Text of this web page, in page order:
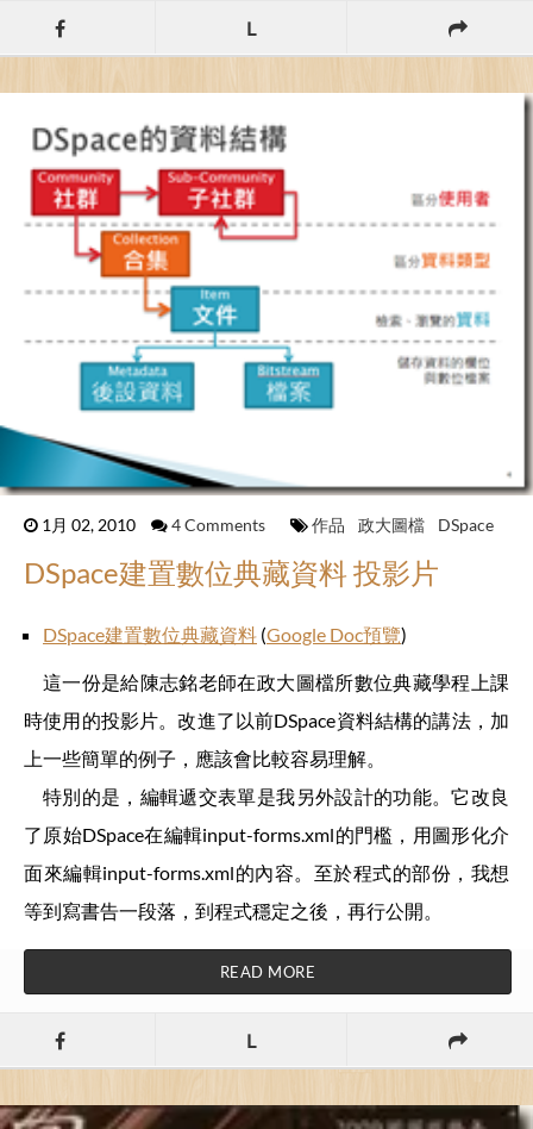
L
1月 02, 2010 4 Comments 作品 政大圖檔 DSpace
DSpace建置數位典藏資料 投影片
DSpace建置數位典藏資料 (Google Doc預覽)
這一份是給陳志銘老師在政大圖檔所數位典藏學程上課
時使用的投影片。改進了以前DSpace資料結構的講法，加
上一些簡單的例子，應該會比較容易理解。
特別的是，編輯遞交表單是我另外設計的功能。它改良
了原始DSpace在編輯input-forms.xml的門檻，用圖形化介
面來編輯input-forms.xml的內容。至於程式的部份，我想
等到寫書告一段落，到程式穩定之後，再行公開。
READ MORE
L